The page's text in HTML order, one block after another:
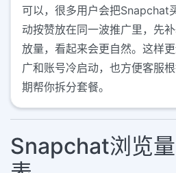
可以，很多用户会把Snapchat
动按赞放在同一波推广里，先
放量，看起来会更自然。这样
广和账号冷启动，也方便客服
期帮你拆分套餐。
Snapchat浏览